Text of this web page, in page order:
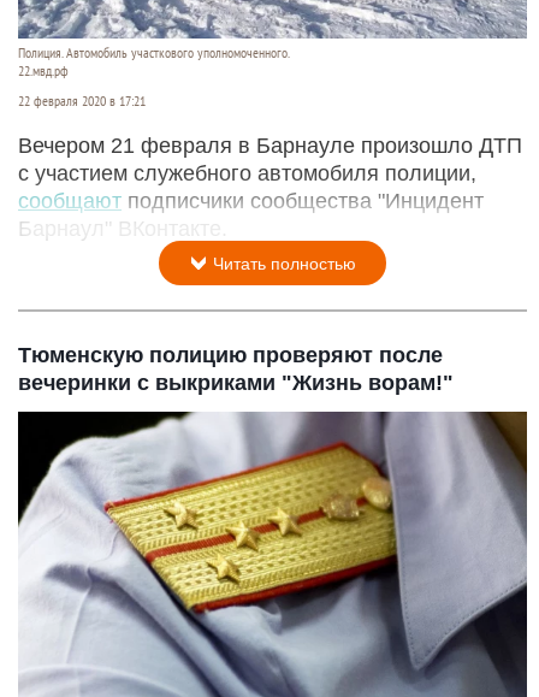
Полиция. Автомобиль участкового уполномоченного.
22.мвд.рф
22 февраля 2020 в 17:21
Вечером 21 февраля в Барнауле произошло ДТП
с участием служебного автомобиля полиции,
сообщают подписчики сообщества "Инцидент
Барнаул" ВКонтакте.
Читать полностью
Тюменскую полицию проверяют после
вечеринки с выкриками "Жизнь ворам!"